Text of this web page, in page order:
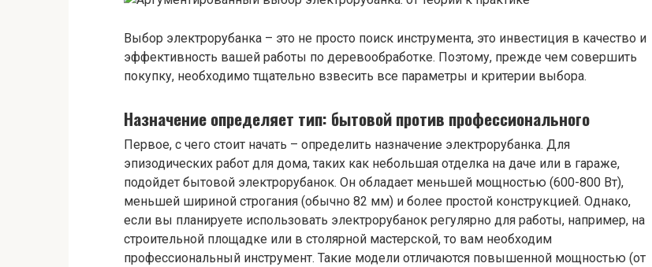
Выбор электрорубанка – это не просто поиск инструмента, это инвестиция в качество и
эффективность вашей работы по деревообработке. Поэтому, прежде чем совершить
покупку, необходимо тщательно взвесить все параметры и критерии выбора.
Назначение определяет тип: бытовой против профессионального
Первое, с чего стоит начать – определить назначение электрорубанка. Для
эпизодических работ для дома, таких как небольшая отделка на даче или в гараже,
подойдет бытовой электрорубанок. Он обладает меньшей мощностью (600-800 Вт),
меньшей шириной строгания (обычно 82 мм) и более простой конструкцией. Однако,
если вы планируете использовать электрорубанок регулярно для работы, например, на
строительной площадке или в столярной мастерской, то вам необходим
профессиональный инструмент. Такие модели отличаются повышенной мощностью (от